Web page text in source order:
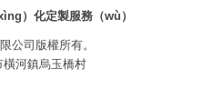
）化定製服務（wù）
公司版權所有。
河鎮烏玉橋村